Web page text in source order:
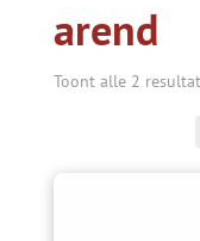
arend
Toont alle 2